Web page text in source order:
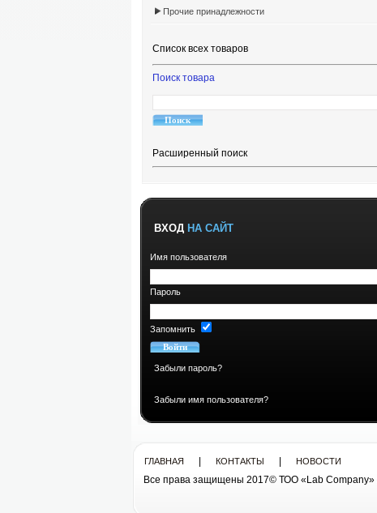
Прочие принадлежности
Список всех товаров
Поиск товара
Расширенный поиск
ВХОД НА САЙТ
Имя пользователя
Пароль
Запомнить
Забыли пароль?
Забыли имя пользователя?
ГЛАВНАЯ КОНТАКТЫ НОВОСТИ
Все права защищены 2017© ТОО «Lab Company»